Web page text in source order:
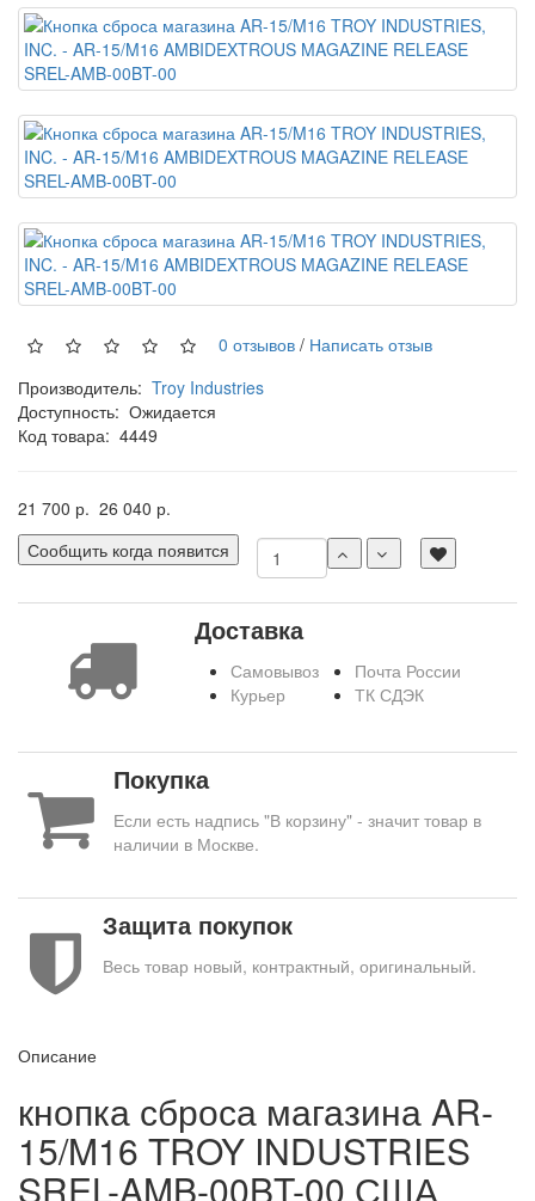
0 отзывов / Написать отзыв
Производитель: Troy Industries
Доступность: Ожидается
Код товара: 4449
21 700 р. 26 040 р.
Сообщить когда появится
Доставка
Самовывоз
Курьер
Почта России
ТК СДЭК
Покупка
Если есть надпись "В корзину" - значит товар в
наличии в Москве.
Защита покупок
Весь товар новый, контрактный, оригинальный.
Описание
кнопка сброса магазина AR-
15/M16 TROY INDUSTRIES
SREL-AMB-00BT-00 США